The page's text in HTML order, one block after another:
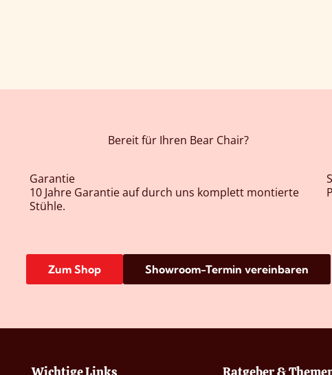
Bereit für Ihren Bear Chair?
Garantie
10 Jahre Garantie auf durch uns komplett montierte
Stühle.
Zum Shop Showroom-Termin vereinbaren